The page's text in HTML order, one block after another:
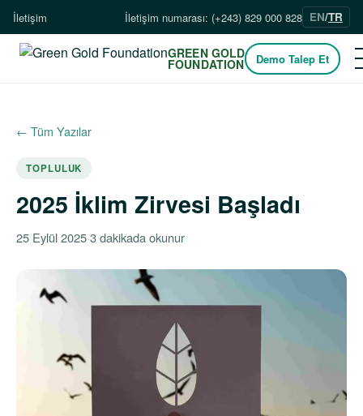
İletişim İletişim numarası: (+243) 829 000 828 EN/TR
GREEN GOLD
FOUNDATION Demo Talep Et
← Tüm Yazılar
TOPLULUK
2025 İklim Zirvesi Başladı
25 Eylül 2025·3 dakikada okunur